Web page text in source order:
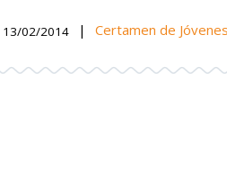
13/02/2014 | Certamen de